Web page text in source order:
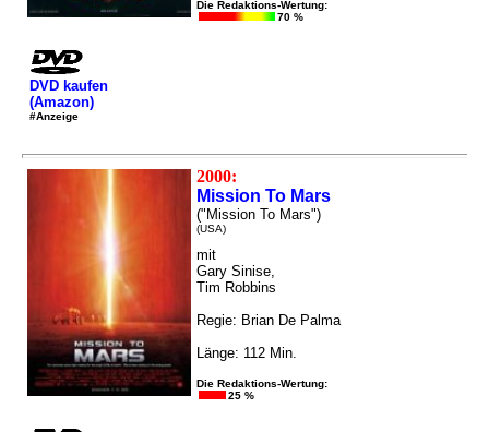
Die Redaktions-Wertung:
70 %
DVD kaufen
(Amazon)
#Anzeige
2000:
Mission To Mars
("Mission To Mars")
(USA)
mit
Gary Sinise,
Tim Robbins
Regie: Brian De Palma
Länge: 112 Min.
Die Redaktions-Wertung:
25 %